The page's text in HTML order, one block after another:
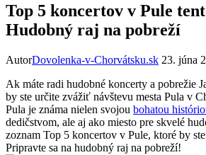
Top 5 koncertov v Pule
Hudobný raj na pobreží
AutorDovolenka-v-Chorvátsku.sk 23. júna
Ak máte radi hudobné koncerty a pobrežie
by ste určite zvážiť návštevu mesta Pula v
Pula je známa nielen svojou bohatou
dedičstvom, ale aj ako miesto pre skvelé
zoznam Top 5 koncertov v Pule, ktoré by
Pripravte sa na hudobný raj na pobreží!